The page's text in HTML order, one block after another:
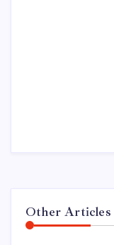
Other Articles